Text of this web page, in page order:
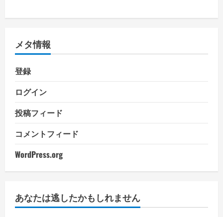
メタ情報
登録
ログイン
投稿フィード
コメントフィード
WordPress.org
あなたは逃したかもしれません